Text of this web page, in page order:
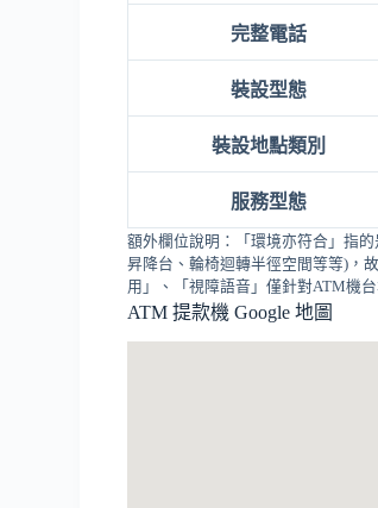
完整電話
裝設型態
裝設地點類別
服務型態
額外欄位說明：「環境亦符合」指
昇降台、輪椅迴轉半徑空間等等)，
用」、「視障語音」僅針對ATM機
ATM 提款機 Google 地圖